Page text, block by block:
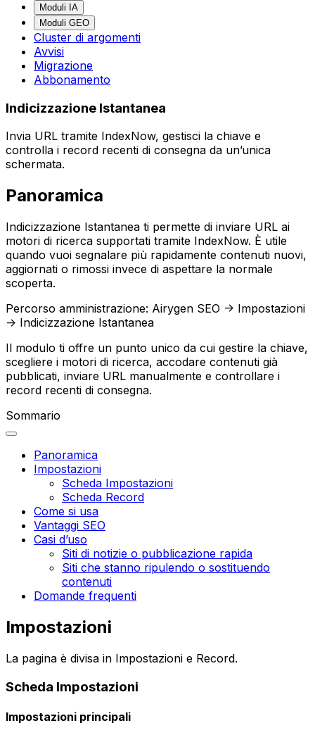
Moduli IA
Moduli GEO
Cluster di argomenti
Avvisi
Migrazione
Abbonamento
Indicizzazione Istantanea
Invia URL tramite IndexNow, gestisci la chiave e
controlla i record recenti di consegna da un’unica
schermata.
Panoramica
Indicizzazione Istantanea ti permette di inviare URL ai
motori di ricerca supportati tramite IndexNow. È utile
quando vuoi segnalare più rapidamente contenuti nuovi,
aggiornati o rimossi invece di aspettare la normale
scoperta.
Percorso amministrazione: Airygen SEO -> Impostazioni
-> Indicizzazione Istantanea
Il modulo ti offre un punto unico da cui gestire la chiave,
scegliere i motori di ricerca, accodare contenuti già
pubblicati, inviare URL manualmente e controllare i
record recenti di consegna.
Sommario
Panoramica
Impostazioni
Scheda Impostazioni
Scheda Record
Come si usa
Vantaggi SEO
Casi d’uso
Siti di notizie o pubblicazione rapida
Siti che stanno ripulendo o sostituendo
contenuti
Domande frequenti
Impostazioni
La pagina è divisa in Impostazioni e Record.
Scheda Impostazioni
Impostazioni principali